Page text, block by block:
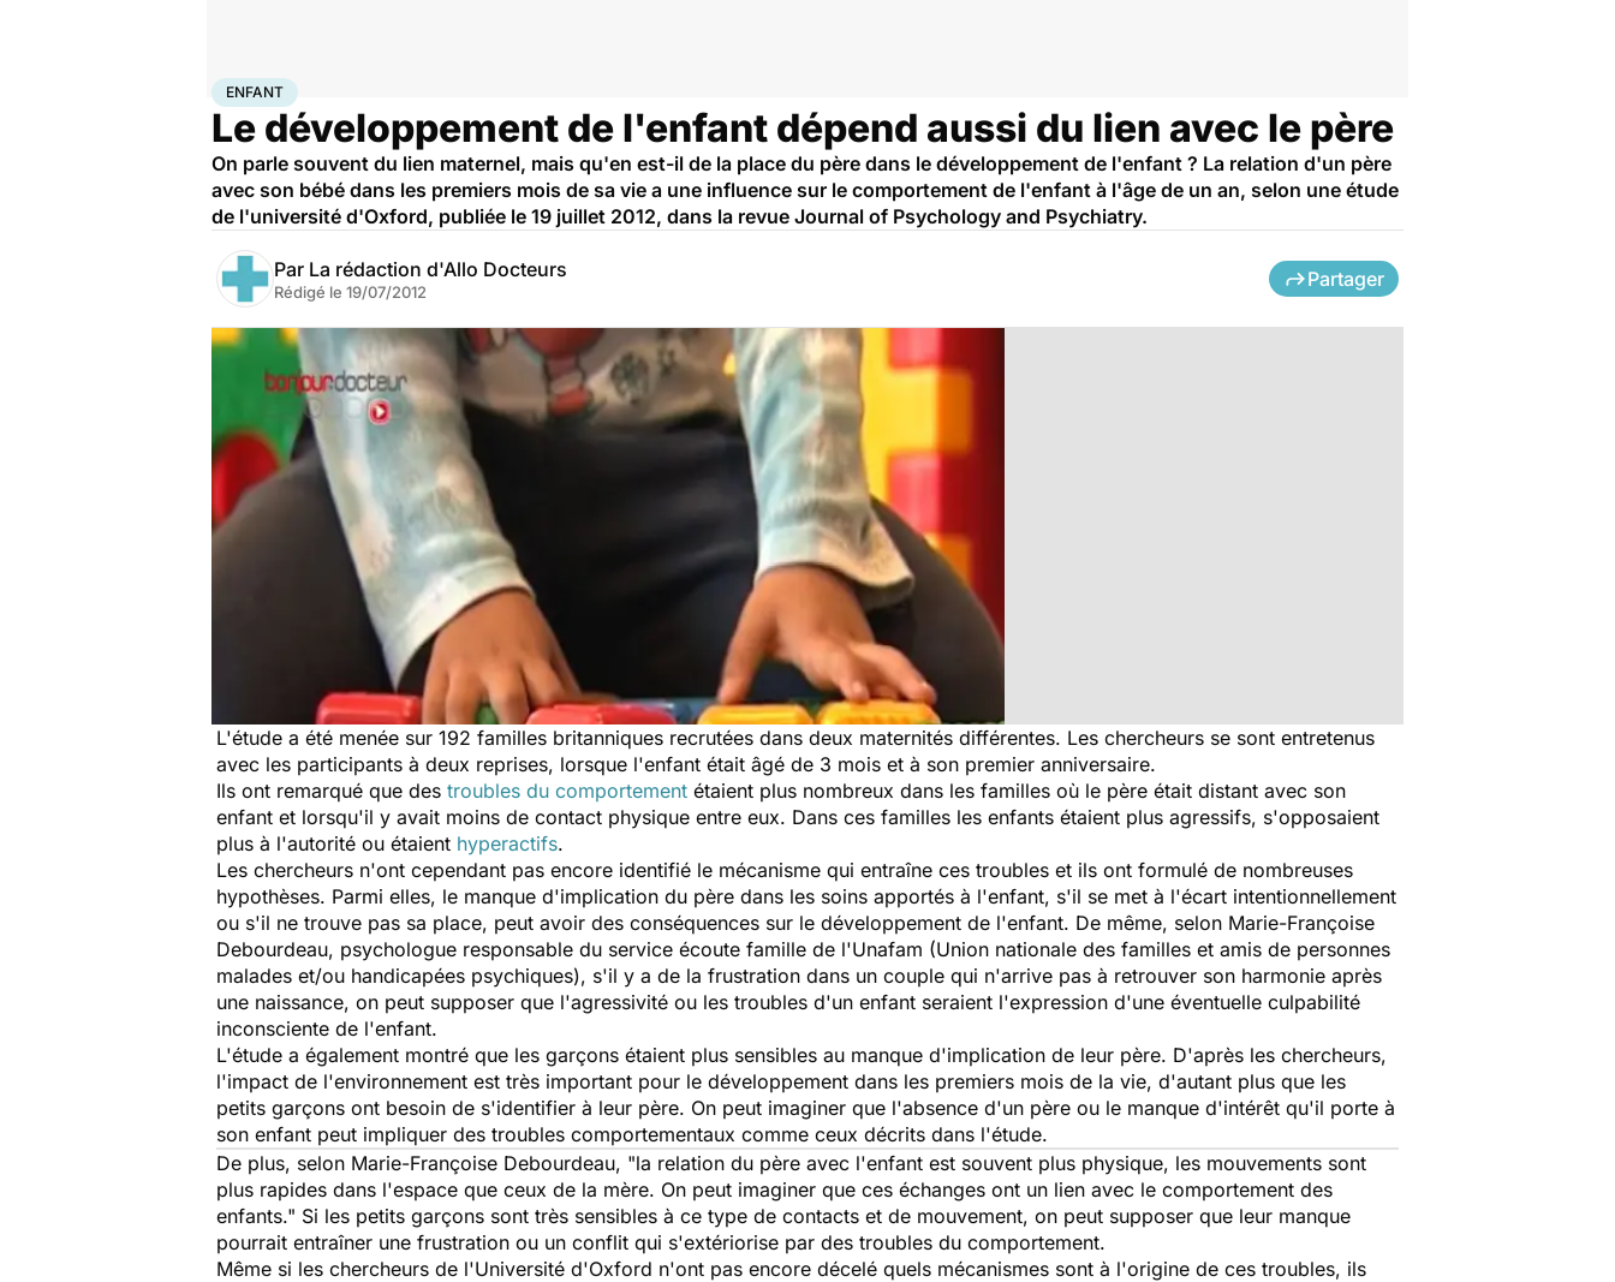
AccueilFamille
ENFANT
Le développement de l'enfant dépend aussi du lien avec le père
On parle souvent du lien maternel, mais qu'en est-il de la place du père dans le développement de l'enfant ? La relation d'un père
avec son bébé dans les premiers mois de sa vie a une influence sur le comportement de l'enfant à l'âge de un an, selon une étude
de l'université d'Oxford, publiée le 19 juillet 2012, dans la revue Journal of Psychology and Psychiatry.
Par La rédaction d'Allo Docteurs
Rédigé le 19/07/2012
Partager
L'étude a été menée sur 192 familles britanniques recrutées dans deux maternités différentes. Les chercheurs se sont entretenus
avec les participants à deux reprises, lorsque l'enfant était âgé de 3 mois et à son premier anniversaire.
Ils ont remarqué que des troubles du comportement étaient plus nombreux dans les familles où le père était distant avec son
enfant et lorsqu'il y avait moins de contact physique entre eux. Dans ces familles les enfants étaient plus agressifs, s'opposaient
plus à l'autorité ou étaient hyperactifs.
Les chercheurs n'ont cependant pas encore identifié le mécanisme qui entraîne ces troubles et ils ont formulé de nombreuses
hypothèses. Parmi elles, le manque d'implication du père dans les soins apportés à l'enfant, s'il se met à l'écart intentionnellement
ou s'il ne trouve pas sa place, peut avoir des conséquences sur le développement de l'enfant. De même, selon Marie-Françoise
Debourdeau, psychologue responsable du service écoute famille de l'Unafam (Union nationale des familles et amis de personnes
malades et/ou handicapées psychiques), s'il y a de la frustration dans un couple qui n'arrive pas à retrouver son harmonie après
une naissance, on peut supposer que l'agressivité ou les troubles d'un enfant seraient l'expression d'une éventuelle culpabilité
inconsciente de l'enfant.
L'étude a également montré que les garçons étaient plus sensibles au manque d'implication de leur père. D'après les chercheurs,
l'impact de l'environnement est très important pour le développement dans les premiers mois de la vie, d'autant plus que les
petits garçons ont besoin de s'identifier à leur père. On peut imaginer que l'absence d'un père ou le manque d'intérêt qu'il porte à
son enfant peut impliquer des troubles comportementaux comme ceux décrits dans l'étude.
De plus, selon Marie-Françoise Debourdeau, "la relation du père avec l'enfant est souvent plus physique, les mouvements sont
plus rapides dans l'espace que ceux de la mère. On peut imaginer que ces échanges ont un lien avec le comportement des
enfants." Si les petits garçons sont très sensibles à ce type de contacts et de mouvement, on peut supposer que leur manque
pourrait entraîner une frustration ou un conflit qui s'extériorise par des troubles du comportement.
Même si les chercheurs de l'Université d'Oxford n'ont pas encore décelé quels mécanismes sont à l'origine de ces troubles, ils